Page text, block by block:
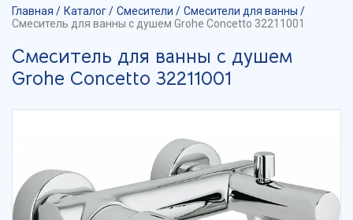
Главная Каталог Смесители
Смесители для ванны
Смеситель для ванны с душем Grohe Concetto 32211001
Смеситель для ванны с душем
Grohe Concetto 32211001